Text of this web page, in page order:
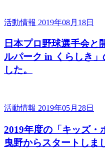
活動情報 2019年08月18日
日本プロ野球選手会と
ルパーク in くらしき
した。
活動情報 2019年05月28日
2019年度の「キッズ・
曳野からスタートしま